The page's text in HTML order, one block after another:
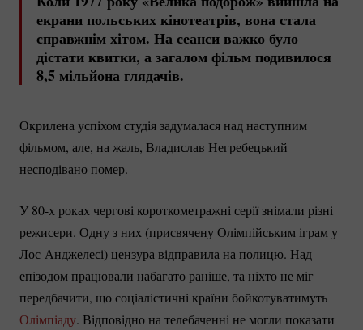
екрани польських кінотеатрів, вона стала
справжнім хітом. На сеанси важко було
дістати квитки, а загалом фільм подивилося
8,5 мільйона глядачів.
Окрилена успіхом студія задумалася над наступним
фільмом, але, на жаль, Владислав Негребецький
несподівано помер.
У 80-х роках чергові короткометражні серії знімали різні
режисери. Одну з них (присвячену Олімпійським іграм у
Лос-Анджелесі)цензура відправила на полицю. Над
епізодом працювали набагато раніше, та ніхто не міг
передбачити, що соціалістичні країни бойкотуватимуть
Олімпіаду. Відповідно на телебаченні не могли показати